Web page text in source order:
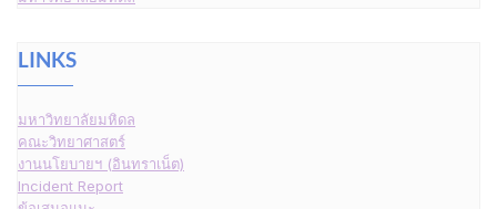
LINKS
มหาวิทยาลัยมหิดล
คณะวิทยาศาสตร์
งานนโยบายฯ (อินทราเน็ต)
Incident Report